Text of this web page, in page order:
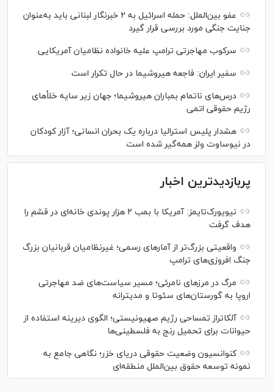
عفو بین‌الملل: حمله اسرائیل به ۲ خبرنگار لبنانی باید به‌عنوان
جنایت جنگی مورد بررسی قرار گیرد
سرکوب مهاجرتی ترامپ علیه خانواده نظامیان آمریکایی
سفیر ایران: فاجعه هیروشیما در حال تکرار است
درس‌های ناتمام بمباران هیروشیما؛ جهان زیر سایه خلأ‌های
رژیم حقوقی اتمی
هشدار پلیس استرالیا درباره یک بحران انسانی؛ آزار کودکان
در نیوساوت ولز همه‌گیر شده است
پربازدیدترین اخبار
نیویورک‌تایمز: آمریکا با بمب ۲ هزار پوندی خانه‌ای در قشم را
هدف گرفت
واقعیتی بزرگ‌تر از آمار‌های رسمی؛ غیرنظامیان قربانیان بزرگ
جنگ افروزی‌های ترامپ
مرگ در مرز‌های نامرئی؛ مسیر سیاست‌های ضد مهاجرتی
اروپا به گورستان‌های سئوتا و مدیترانه
آلکاتراز تمساحی رژیم صهیونیستی؛ الگوی دیرینه استفاده از
حیوانات برای تحمیل رنج به فلسطینی‌ها
کنوانسیون وضعیت حقوقی دریای خزر؛ نگاهی جامع به
نمونه توسعه حقوق بین‌الملل منطقه‌ای